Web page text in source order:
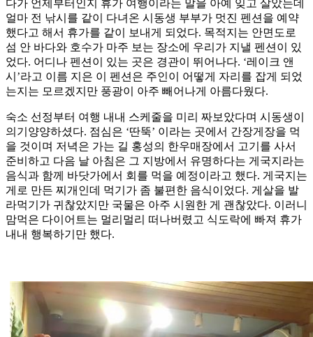
다가 언제부터인지 휴가 여행이라는 말을 아예 잊고 살았는데
얼마 전 낚시를 같이 다녀온 시동생 부부가 멋진 펜션을 예약
했다고 해서 휴가를 같이 보내게 되었다. 목적지는 안면도로
섬 안 바다와 호수가 마주 보는 장소에 우리가 지낼 펜션이 있
었다. 어디나 펜션이 있는 곳은 경관이 뛰어나다. ‘레이크 앤
시’라고 이름 지은 이 펜션은 주인이 어떻게 자리를 잡게 되었
는지는 모르겠지만 풍광이 아주 빼어나게 아름다웠다.
숙소 선정부터 여행 내내 스케줄을 미리 짜보았다며 시동생이
의기양양하셨다. 점심은 ‘딴뚝’ 이라는 곳에서 간장게장을 먹
을 것이며 저녁은 가는 길 홍성의 한우매장에서 고기를 사서
준비하고 다음 날 아침은 그 지방에서 유명하다는 게국지라는
음식과 함께 바닷가에서 회를 먹을 예정이라고 했다. 게국지는
게로 만든 찌개인데 먹기가 좀 불편한 음식이었다. 게살을 발
라먹기가 귀찮았지만 국물은 아주 시원한 게 괜찮았다. 이러니
맘먹은 다이어트는 멀리멀리 떠나버렸고 식도락에 빠져 휴가
내내 행복하기만 했다.